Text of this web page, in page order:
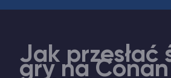
Jak przesłać
gry na